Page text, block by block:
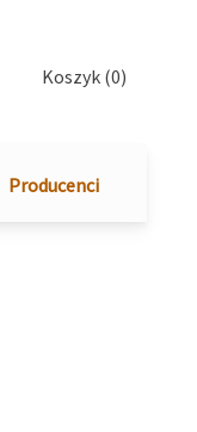
Koszyk (0)
Producenci